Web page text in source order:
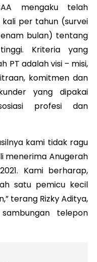
mengaku telah
per tahun (survei
bulan) tentang
Kriteria yang
PT adalah visi – misi,
komitmen dan
yang dipakai
profesi dan
kami tidak ragu
menerima Anugerah
Kami berharap,
satu pemicu kecil
terang Rizky Aditya,
telepon